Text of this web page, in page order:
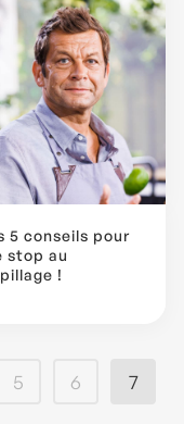
5 conseils pour
stop au
!
5 6
7